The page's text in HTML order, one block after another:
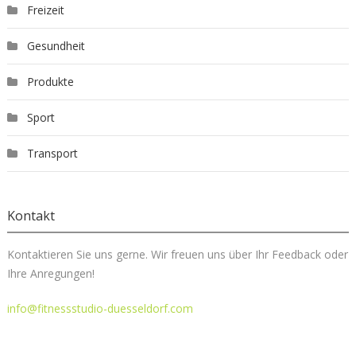
Freizeit
Gesundheit
Produkte
Sport
Transport
Kontakt
Kontaktieren Sie uns gerne. Wir freuen uns über Ihr Feedback oder
Ihre Anregungen!
info@fitnessstudio-duesseldorf.com